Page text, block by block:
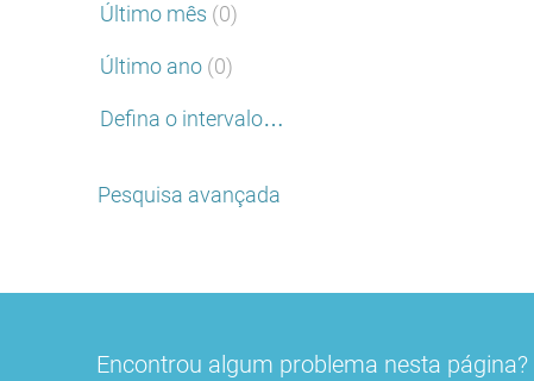
Último mês (0)
Último ano (0)
Defina o intervalo…
Pesquisa avançada
Encontrou algum problema nesta página?